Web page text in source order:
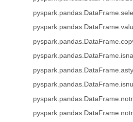
pyspark.pandas.DataFrame.isna
pyspark.pandas.DataFrame.isnull